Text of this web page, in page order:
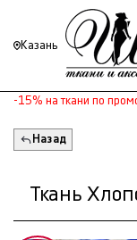
Казань
-15% на ткани по
Назад
Ткань